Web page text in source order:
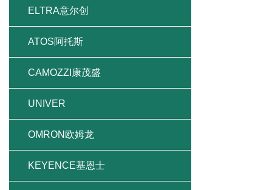
ELTRA意尔创
ATOS阿托斯
CAMOZZI康茂盛
UNIVER
OMRON欧姆龙
KEYENCE基恩士